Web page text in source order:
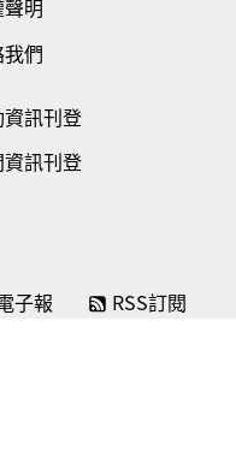
明
們
訊刊登
資訊刊登
子報 RSS訂閱